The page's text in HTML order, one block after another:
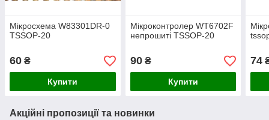
Мікросхема W83301DR-0
TSSOP-20
60 ₴
Купити
Мікроконтролер WT6702F
непрошиті TSSOP-20
90₴
Купити
74
Акційні пропозиції та новинки